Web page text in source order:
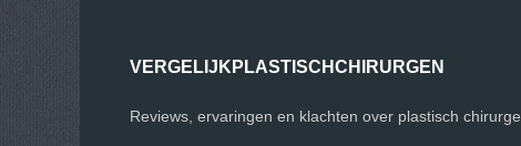
VERGELIJKPLASTISCHCHIRURGEN
Reviews, ervaringen en klachten over plastisch